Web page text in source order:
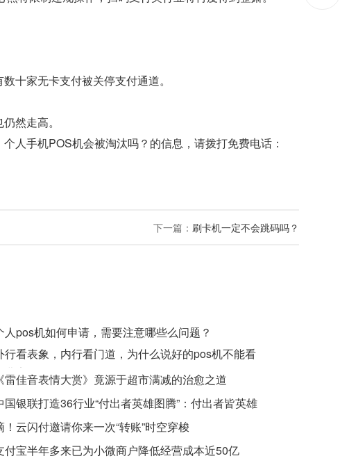
十家无卡支付被关停支付通道。
然走高。
个人手机POS机会被淘汰吗？ 的信息，请拨打免费电话：
下一篇： 刷卡机一定不会跳码吗？
人pos机如何申请，需要注意哪些么问题？
行看表象，内行看门道，为什么说好的pos机不能看
低费率
《雷佳音表情大赏》竟源于超市满减的治愈之道
国银联打造36行业“付出者英雄图腾”：付出者皆英雄
！云闪付邀请你来一次“转账”时空穿梭
付宝半年多来已为小微商户降低经营成本近50亿